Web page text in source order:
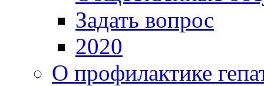
Задать вопрос
2020
О профилактике